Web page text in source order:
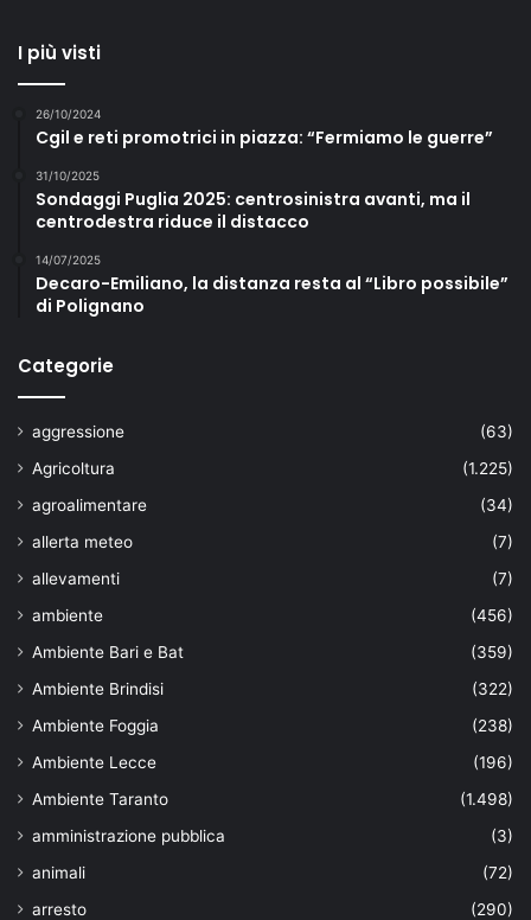
I più visti
26/10/2024
Cgil e reti promotrici in piazza: “Fermiamo le guerre”
31/10/2025
Sondaggi Puglia 2025: centrosinistra avanti, ma il
centrodestra riduce il distacco
14/07/2025
Decaro-Emiliano, la distanza resta al “Libro possibile”
di Polignano
Categorie
aggressione
(63)
Agricoltura
(1.225)
agroalimentare
(34)
allerta meteo
(7)
allevamenti
(7)
ambiente
(456)
Ambiente Bari e Bat
(359)
Ambiente Brindisi
(322)
Ambiente Foggia
(238)
Ambiente Lecce
(196)
Ambiente Taranto
(1.498)
amministrazione pubblica
(3)
animali
(72)
arresto
(290)